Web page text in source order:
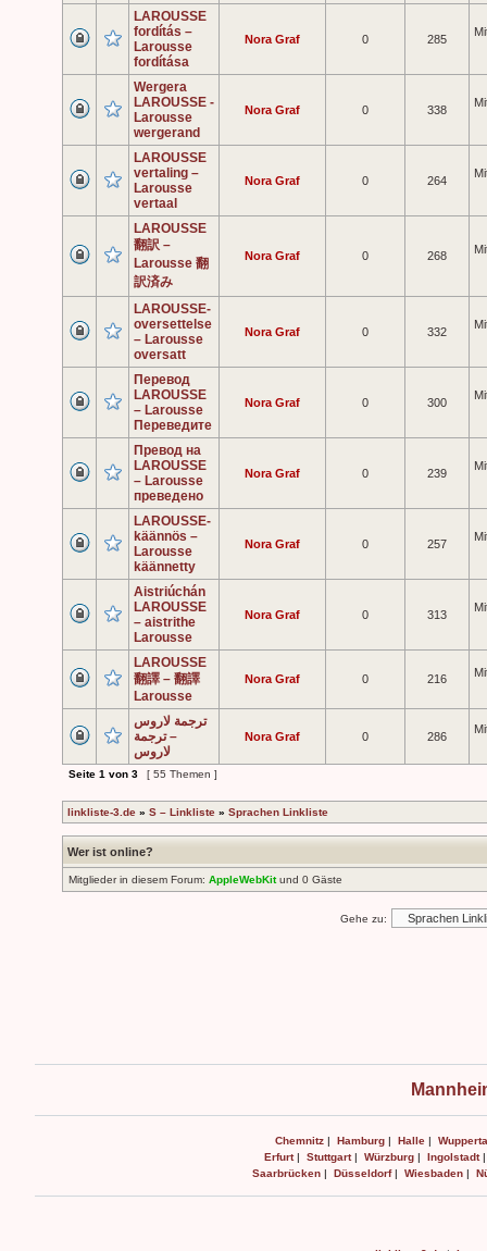
LAROUSSE
fordítás –
Larousse
fordítása
Nora Graf 0 285
Wergera
LAROUSSE -
Larousse
wergerand
Nora Graf 0 338
LAROUSSE
vertaling –
Larousse
vertaal
Nora Graf 0 264
LAROUSSE
翻訳 –
Larousse 翻
訳済み
Nora Graf 0 268
LAROUSSE-
oversettelse
– Larousse
oversatt
Nora Graf 0 332
Перевод
LAROUSSE
– Larousse
Переведите
Nora Graf 0 300
Превод на
LAROUSSE
– Larousse
преведено
Nora Graf 0 239
LAROUSSE-
käännös –
Larousse
käännetty
Nora Graf 0 257
Aistriúchán
LAROUSSE
– aistrithe
Larousse
Nora Graf 0 313
LAROUSSE
翻譯 – 翻譯
Larousse
Nora Graf 0 216
ترجمة لاروس
– ترجمة
لاروس
Nora Graf 0 286
Seite 1 von 3 [ 55 Themen ]
linkliste-3.de » S – Linkliste » Sprachen Linkliste
Wer ist online?
Mitglieder in diesem Forum: AppleWebKitund 0 Gäste
Gehe zu:
Chemnitz | Hamburg | Halle |
Erfurt| Stuttgart| Würzburg| Ingolstadt
Saarbrücken | Düsseldorf| Wiesbaden |